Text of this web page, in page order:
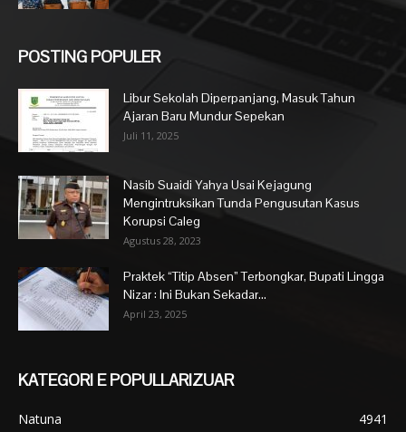
POSTING POPULER
Libur Sekolah Diperpanjang, Masuk Tahun
Ajaran Baru Mundur Sepekan
Juli 11, 2025
Nasib Suaidi Yahya Usai Kejagung
Mengintruksikan Tunda Pengusutan Kasus
Korupsi Caleg
Agustus 28, 2023
Praktek “Titip Absen” Terbongkar, Bupati Lingga
Nizar : Ini Bukan Sekadar...
April 23, 2025
KATEGORI E POPULLARIZUAR
Natuna
4941